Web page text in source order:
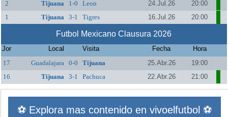
2
Tijuana 1-0 Leon 24.Jul.26
20:00
1
Tijuana 3-1 Tigres 16.Jul.26 20:00
Futbol Mexicano Clausura 2026
Jor Local Visita Fecha
Hora
17
Guadalajara 0-0 Tijuana 25.Abr.26
19:00
16
Tijuana 3-1 Pachuca 22.Abr.26 21:00
⚽ Explora mas contenido en vivoelfutbol ⚽